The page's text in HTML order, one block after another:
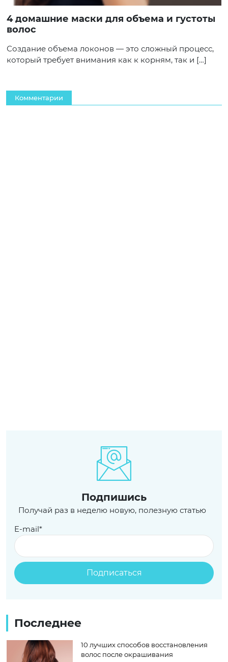
4 домашние маски для объема и густоты
волос
Создание объема локонов — это сложный процесс,
который требует внимания как к корням, так и […]
Комментарии
Подпишись
Получай раз в неделю новую, полезную статью
E-mail*
Последнее
10 лучших способов восстановления
волос после окрашивания